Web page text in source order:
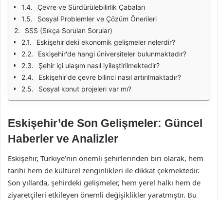
Çevre ve Sürdürülebilirlik Çabaları
Sosyal Problemler ve Çözüm Önerileri
SSS (Sıkça Sorulan Sorular)
Eskişehir'deki ekonomik gelişmeler nelerdir?
Eskişehir'de hangi üniversiteler bulunmaktadır?
Şehir içi ulaşım nasıl iyileştirilmektedir?
Eskişehir'de çevre bilinci nasıl artırılmaktadır?
Sosyal konut projeleri var mı?
Eskişehir’de Son Gelişmeler: Güncel
Haberler ve Analizler
Eskişehir, Türkiye’nin önemli şehirlerinden biri olarak, hem
tarihi hem de kültürel zenginlikleri ile dikkat çekmektedir.
Son yıllarda, şehirdeki gelişmeler, hem yerel halkı hem de
ziyaretçileri etkileyen önemli değişiklikler yaratmıştır. Bu